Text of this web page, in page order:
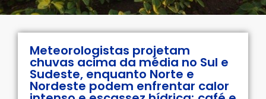
Meteorologistas projetam
chuvas acima da média no Sul e
Sudeste, enquanto Norte e
Nordeste podem enfrentar calor